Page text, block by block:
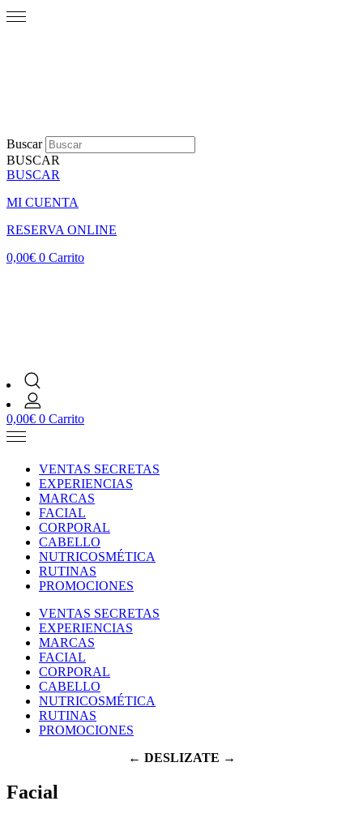
Buscar
BUSCAR
BUSCAR
MI CUENTA
RESERVA ONLINE
0,00€ 0 Carrito
0,00€ 0 Carrito
VENTAS SECRETAS
EXPERIENCIAS
MARCAS
FACIAL
CORPORAL
CABELLO
NUTRICOSMÉTICA
RUTINAS
PROMOCIONES
VENTAS SECRETAS
EXPERIENCIAS
MARCAS
FACIAL
CORPORAL
CABELLO
NUTRICOSMÉTICA
RUTINAS
PROMOCIONES
← DESLIZATE →
Facial